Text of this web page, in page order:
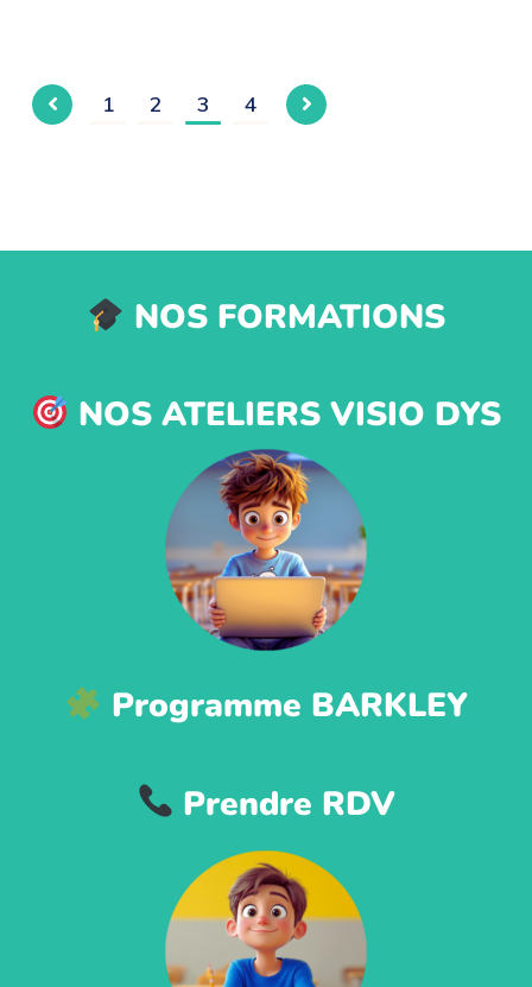
1 2 3 4
NOS FORMATIONS
NOS ATELIERS VISIO DYS
Programme BARKLEY
Prendre RDV